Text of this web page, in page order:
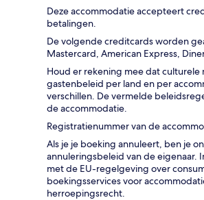
Deze accommodatie accepteert
betalingen.
De volgende creditcards worden
Mastercard, American Express,
Houd er rekening mee dat culturele
gastenbeleid per land en per
verschillen. De vermelde
de accommodatie.
Registratienummer van de
Als je je boeking annuleert, ben je
annuleringsbeleid van de eigenaar.
met de EU-regelgeving over
boekingsservices voor
herroepingsrecht.